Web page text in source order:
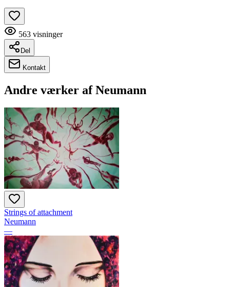
563 visninger
Del
Kontakt
Andre værker afNeumann
Strings of attachment
Neumann
—